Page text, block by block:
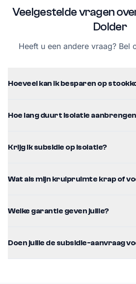
Veelgestelde vragen
Dolder
Heeft u een andere vraag? Bel
Hoeveel kan ik besparen op
Hoe lang duurt isolatie
Krijg ik subsidie op isolatie?
Wat als mijn kruipruimte krap of
Welke garantie geven jullie?
Doen jullie de subsidie-aanvraag